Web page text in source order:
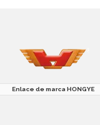
Enlace de marca HONGYE